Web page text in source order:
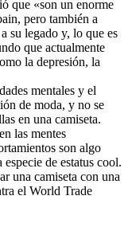
que «son un enorme
pero también a
su legado y, lo que es
que actualmente
la depresión, la
mentales y el
de moda, y no se
en una camiseta.
las mentes
son algo
de estatus cool.
una camiseta con una
el World Trade